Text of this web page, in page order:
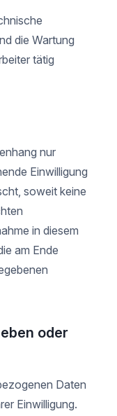
die Wartung
tätig
nur
Einwilligung
soweit keine
in diesem
am Ende
oder
Daten
Einwilligung.